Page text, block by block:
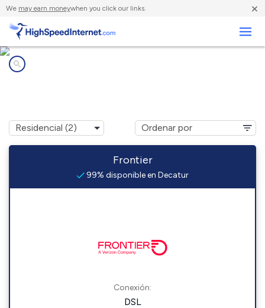
We may earn moneywhen you click our links. ×
Frontier
99% disponible en Decatur
Conexión:
DSL